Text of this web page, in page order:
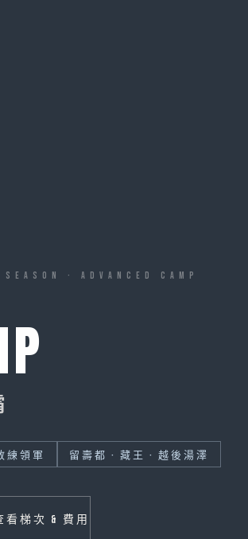
· ADVANCED CAMP
練領軍 留壽都 · 藏王 · 越後湯澤
看梯次 & 費用